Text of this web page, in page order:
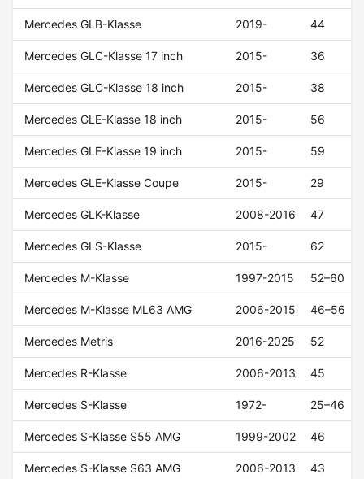
Mercedes GLB-Klasse 2019- 44
Mercedes GLC-Klasse 17 inch 2015- 36
Mercedes GLC-Klasse 18 inch 2015- 38
Mercedes GLE-Klasse 18 inch 2015- 56
Mercedes GLE-Klasse 19 inch 2015- 59
Mercedes GLE-Klasse Coupe 2015- 29
Mercedes GLK-Klasse 2008-2016 47
Mercedes GLS-Klasse 2015- 62
Mercedes M-Klasse 1997-2015 52–60
Mercedes M-Klasse ML63 AMG 2006-2015 46–56
Mercedes Metris 2016-2025 52
Mercedes R-Klasse 2006-2013 45
Mercedes S-Klasse 1972- 25–46
Mercedes S-Klasse S55 AMG 1999-2002 46
Mercedes S-Klasse S63 AMG 2006-2013 43